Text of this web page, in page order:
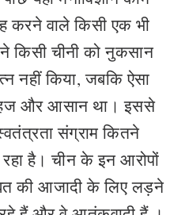
करने वाले किसी एक भी
ने किसी चीनी को नुकसान
नहीं किया, जबकि ऐसा
और आसान था। इससे
संग्राम कितने
है। चीन के इन आरोपों
की आजादी के लिए लड़ने